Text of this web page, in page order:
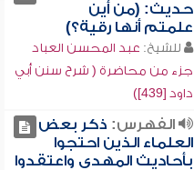
حديث: (من أين
علمتم أنها رقية؟)
للشيخ: عبد المحسن العباد
جزء من محاضرة ( شرح سنن أبي
داود [439])
الفهرس: ذكر بعض
العلماء الذين احتجوا
بأحاديث المهدي واعتقدوا